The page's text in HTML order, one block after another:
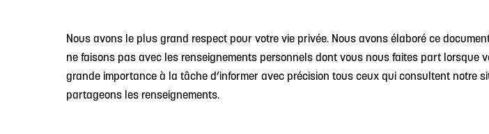
Nous avons le plus grand respect pour votre vie privée. Nous avons élaboré ce
ne faisons pas avec les renseignements personnels dont vous nous faites part
grande importance à la tâche d’informer avec précision tous ceux qui consultent notre
partageons les renseignements.